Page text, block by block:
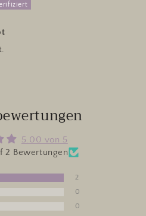
5.00 von 5
2 Bewertungen
2
0
0